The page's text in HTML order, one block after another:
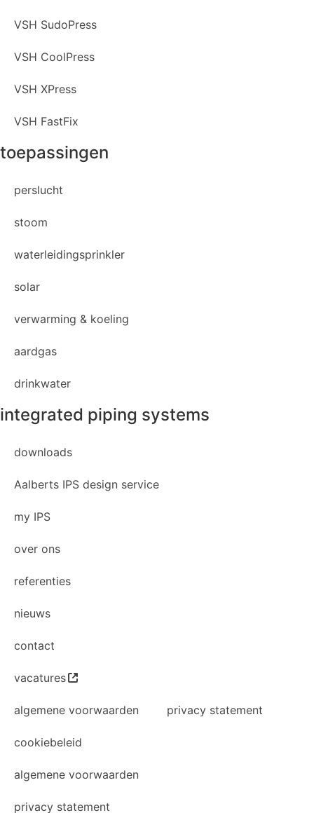
VSH SudoPress
VSH CoolPress
VSH XPress
VSH FastFix
toepassingen
perslucht
stoom
waterleidingsprinkler
solar
verwarming & koeling
aardgas
drinkwater
integrated piping systems
downloads
Aalberts IPS design service
my IPS
over ons
referenties
nieuws
contact
vacatures
algemene voorwaarden privacy statement
cookiebeleid
algemene voorwaarden
privacy statement